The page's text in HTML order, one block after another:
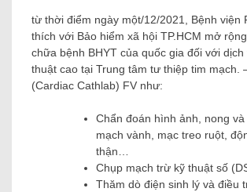
từ thời điểm ngày một/12/2021, Bệnh viện
thích với Bảo hiểm xã hội TP.HCM mở
chữa bệnh BHYT của quốc gia đối với dịch
thuật cao tại Trung tâm tư thiệp tim mạch.
(Cardiac Cathlab) FV như:
Chẩn đoán hình ảnh, nong
mạch vành, mạc treo ruột,
thận…
Chụp mạch trừ kỹ thuật số
Thăm dò điện sinh lý và điều